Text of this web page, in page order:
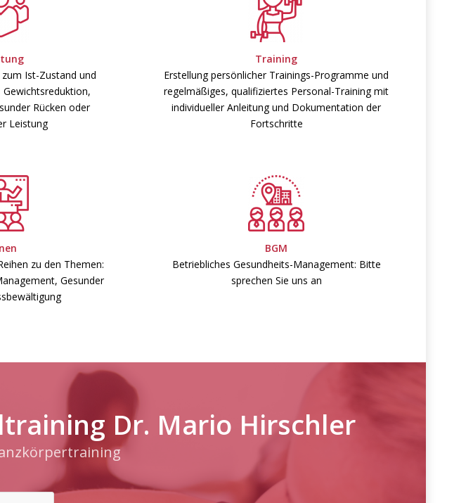
Ist-Zustand und
Rücken oder
Leistung
Training
Erstellung persönlicher Trainings-Programme und
regelmäßiges, qualifiziertes Personal-Training mit
individueller Anleitung und Dokumentation der
Fortschritte
zu den Themen:
Gesunder
BGM
Betriebliches Gesundheits-Management: Bitte
sprechen Sie uns an
Dr. Mario Hirschler